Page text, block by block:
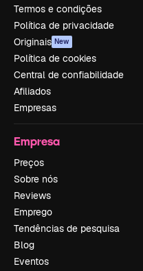
Termos e condições
Política de privacidade
Originais New
Política de cookies
Central de confiabilidade
Afiliados
Empresas
Empresa
Preços
Sobre nós
Reviews
Emprego
Tendências de pesquisa
Blog
Eventos